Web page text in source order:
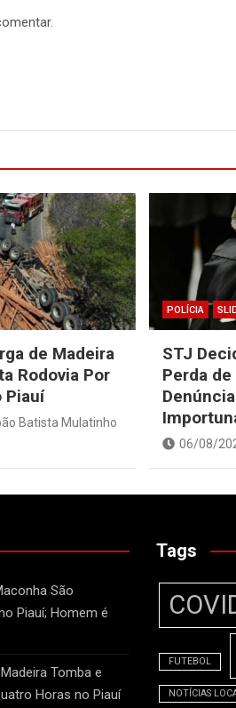
de Madeira
Rodovia Por
Piauí
Batista Mulatinho
POLÍCIA
STJ
Perda
06/08/
São
Piauí; Homem é
Tomba e
Horas no Piauí
Tags
FUTEBOL
NOTÍCIAS